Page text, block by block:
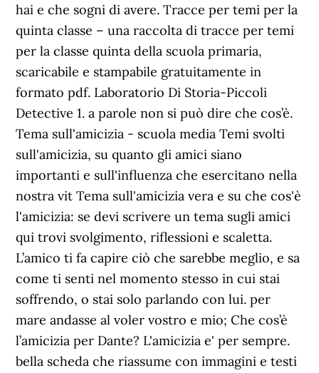
hai e che sogni di avere. Tracce per temi per la
quinta classe – una raccolta di tracce per temi
per la classe quinta della scuola primaria,
scaricabile e stampabile gratuitamente in
formato pdf. Laboratorio Di Storia-Piccoli
Detective 1. a parole non si può dire che cos’è.
Tema sull'amicizia - scuola media Temi svolti
sull'amicizia, su quanto gli amici siano
importanti e sull'influenza che esercitano nella
nostra vit Tema sull'amicizia vera e su che cos'è
l'amicizia: se devi scrivere un tema sugli amici
qui trovi svolgimento, riflessioni e scaletta.
L’amico ti fa capire ciò che sarebbe meglio, e sa
come ti senti nel momento stesso in cui stai
soffrendo, o stai solo parlando con lui. per
mare andasse al voler vostro e mio; Che cos’è
l’amicizia per Dante? L'amicizia e' per sempre.
bella scheda che riassume con immagini e testi